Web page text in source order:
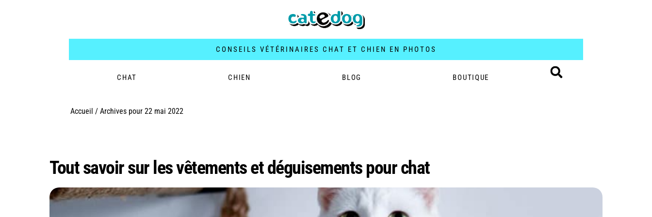
CONSEILS VÉTÉRINAIRES CHAT ET CHIEN EN PHOTOS
CHAT CHIEN BLOG BOUTIQUE
Accueil / Archives pour 22 mai 2022
Tout savoir sur les vêtements et déguisements pour chat